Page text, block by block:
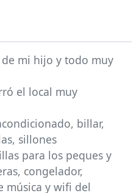
mi hijo y todo muy
el local muy
billar,
sillones
para los peques y
congelador,
música y wifi del